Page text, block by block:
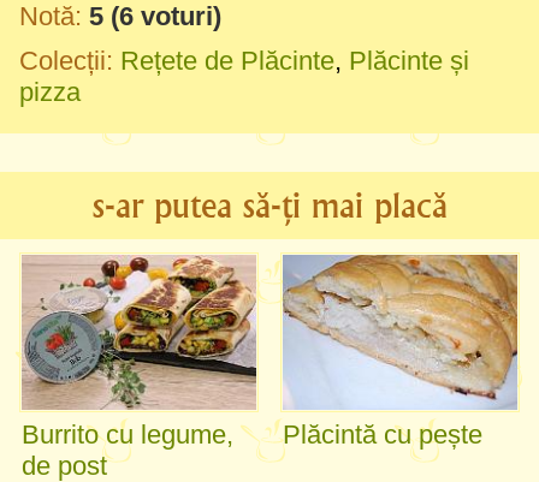
Notă: 5 (6 voturi)
Colecții: Rețete de Plăcinte, Plăcinte și
pizza
s-ar putea să-ți mai placă
Burrito cu legume,
de post
Plăcintă cu pește